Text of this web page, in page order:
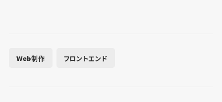
Web制作 フロントエンド